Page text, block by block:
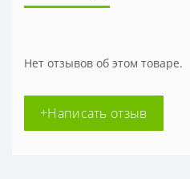
Нет отзывов об этом товаре.
+Написать отзыв